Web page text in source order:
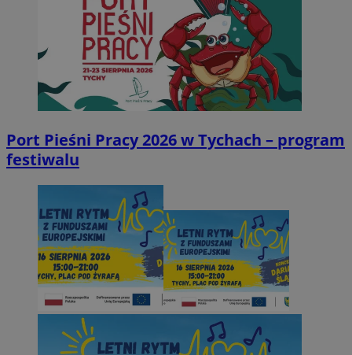
Port Pieśni Pracy 2026 w Tychach – program
festiwalu